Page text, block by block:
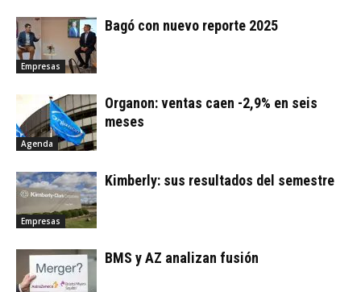
Empresas
Bagó con nuevo reporte 2025
Agenda
Organon: ventas caen -2,9% en seis
meses
Empresas
Kimberly: sus resultados del semestre
BMS y AZ analizan fusión